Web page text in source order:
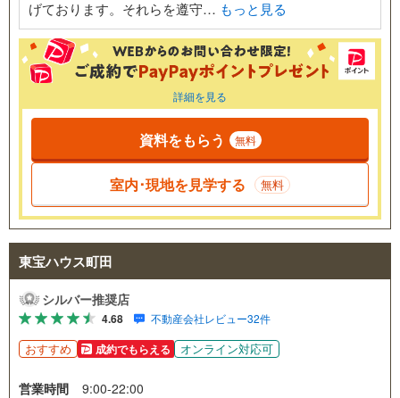
げております。それらを遵守… もっと見る
詳細を見る
資料をもらう 無料
室内･現地を見学する 無料
東宝ハウス町田
シルバー推奨店
4.68 不動産会社レビュー32件
おすすめ 成約でもらえる オンライン対応可
営業時間
9:00-22:00